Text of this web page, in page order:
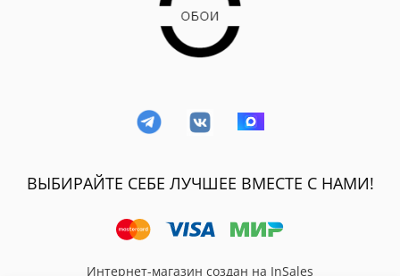
ВЫБИРАЙТЕ СЕБЕ ЛУЧШЕЕ ВМЕСТЕ С НАМИ!
Интернет-магазин создан на InSales